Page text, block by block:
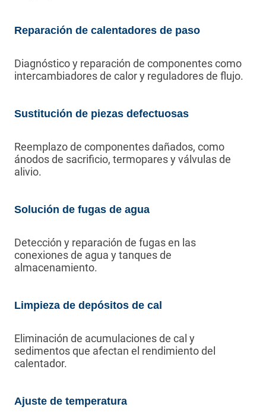
Reparación de calentadores de paso
Diagnóstico y reparación de componentes como
intercambiadores de calor y reguladores de flujo.
Sustitución de piezas defectuosas
Reemplazo de componentes dañados, como
ánodos de sacrificio, termopares y válvulas de
alivio.
Solución de fugas de agua
Detección y reparación de fugas en las
conexiones de agua y tanques de
almacenamiento.
Limpieza de depósitos de cal
Eliminación de acumulaciones de cal y
sedimentos que afectan el rendimiento del
calentador.
Ajuste de temperatura